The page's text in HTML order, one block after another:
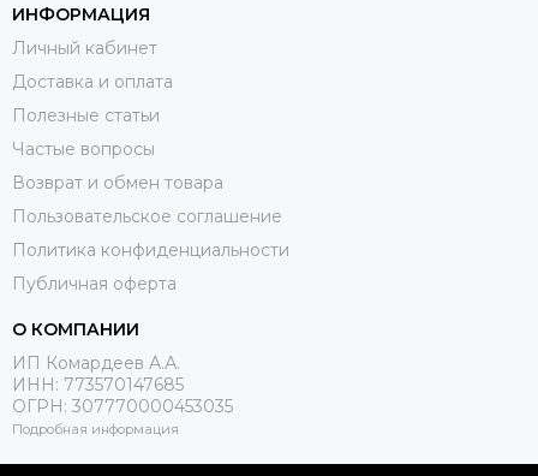
ИНФОРМАЦИЯ
Личный кабинет
Доставка и оплата
Полезные статьи
Частые вопросы
Возврат и обмен товара
Пользовательское соглашение
Политика конфиденциальности
Публичная оферта
О КОМПАНИИ
ИП Комардеев А.А.
ИНН: 773570147685
ОГРН: 307770000453035
Подробная информация